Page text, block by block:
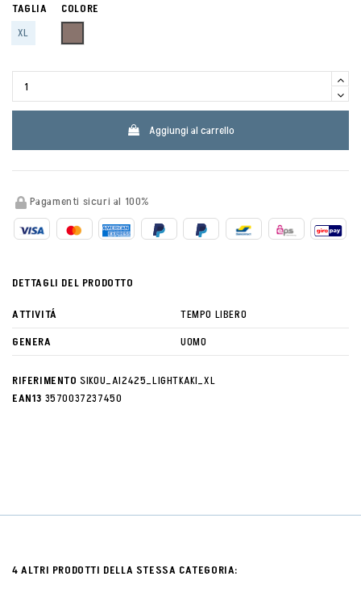
TAGLIA
XL
COLORE
Aggiungi al carrello
Pagamenti sicuri al 100%
DETTAGLI DEL PRODOTTO
ATTIVITÁ
TEMPO LIBERO
GENERA
UOMO
RIFERIMENTO SIKOU_AI2425_LIGHTKAKI_XL
EAN13 3570037237450
4 ALTRI PRODOTTI DELLA STESSA CATEGORIA: